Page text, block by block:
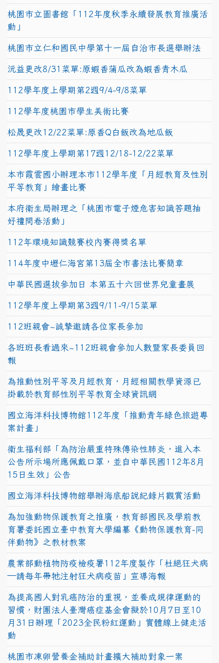
桃園市立圖書館「112年度秋季永續發展教育推廣活
動」
桃園市立仁和國民中學第十一屆自治市長選舉辦法
沅益更改8/31菜單:原蝦香蒲瓜改為蝦香青木瓜
112學年度上學期第2週9/4-9/8菜單
112學年度桃園市學生美術比賽
松晟更改12/22菜單:原香Q白飯改為地瓜飯
112學年度上學期第17週12/18-12/22菜單
本市霞雲國小辦理本市112學年度「月經教育及性別
平等教育」繪畫比賽
本府衛生局辦理之「桃園市電子煙危害知識答題抽
好禮問卷活動」
112年環境知識競賽校內賽得獎名單
114年度中壢仁海宮第13屆全市書法比賽簡章
中華民國選拔參加日 本第五十六回世界兒童畫展
112學年度上學期第3週9/11-9/15菜單
112班親會~誠摯邀請各位家長參加
各班班長看過來~112班親會參加人數暨家長委員回
報
為推動性別平等及月經教育，月經相關教學資源已
掛載於教育部性別平等教育全球資訊網
國立海洋科技博物館112年度「推動青年綠色旅遊專
案計畫」
衛生福利部「為防治嚴重特殊傳染性肺炎，進入本
公告所示場所應佩戴口罩，並自中華民國112年8月
15日生效」公告
國立海洋科技博物館舉辦海底船說紀錄片觀賞活動
為加強動物保護教育之推廣，教育部國民及學前教
育署委託國立臺中教育大學編纂《動物保護教育-同
伴動物》之教材教案
農業部動植物防疫檢疫署112年度製作「杜絕狂犬病
—請每年帶牠注射狂犬病疫苗」宣導海報
為提高國人對乳癌防治的重視，並養成規律運動的
習慣，財團法人臺灣癌症基金會擬於10月7日至10
月31日辦理「2023全民粉紅運動」實體線上健走活
動
桃園市凍卵營養金補助計畫擴大補助對象一案